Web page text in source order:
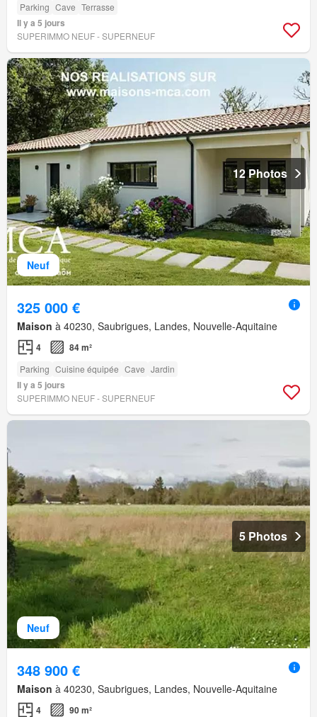
Parking Cave Terrasse
Il y a 5 jours
SUPERIMMO NEUF - SUPERNEUF
Neuf
12 Photos
325 000 €
Maison à 40230, Saubrigues, Landes, Nouvelle-Aquitaine
4 84 m²
Parking Cuisine équipée Cave Jardin
Il y a 5 jours
SUPERIMMO NEUF - SUPERNEUF
Neuf
5 Photos
348 900 €
Maison à 40230, Saubrigues, Landes, Nouvelle-Aquitaine
4 90 m²